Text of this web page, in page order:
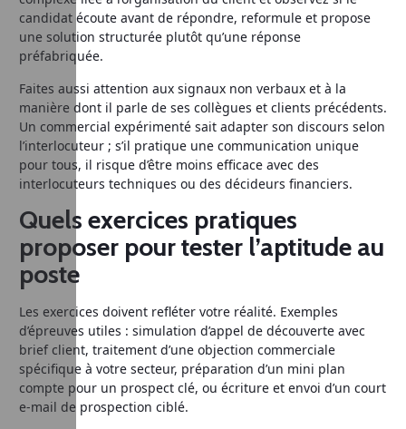
candidat écoute avant de répondre, reformule et propose
une solution structurée plutôt qu’une réponse
préfabriquée.
Faites aussi attention aux signaux non verbaux et à la
manière dont il parle de ses collègues et clients précédents.
Un commercial expérimenté sait adapter son discours selon
l’interlocuteur ; s’il pratique une communication unique
pour tous, il risque d’être moins efficace avec des
interlocuteurs techniques ou des décideurs financiers.
Quels exercices pratiques
proposer pour tester l’aptitude au
poste
Les exercices doivent refléter votre réalité. Exemples
d’épreuves utiles : simulation d’appel de découverte avec
brief client, traitement d’une objection commerciale
spécifique à votre secteur, préparation d’un mini plan
compte pour un prospect clé, ou écriture et envoi d’un court
e-mail de prospection ciblé.